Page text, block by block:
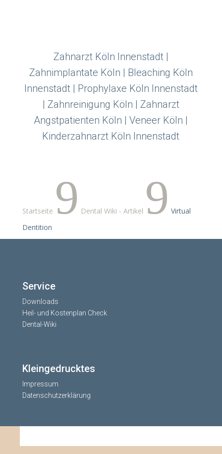
Zahnarzt Köln Innenstadt |
Zahnimplantate Köln | Bleaching Köln
Innenstadt | Prophylaxe Köln Innenstadt
| Zahnreinigung Köln | Zahnarzt
Angstpatienten Köln | Veneer Köln |
Kinderzahnarzt Köln Innenstadt
Startseite 9 Dental Wiki - Artikel 9 Virtual
Dentition
Service
Downloads
Heil- und Kostenplan Check
Dental-Wiki
Kleingedrucktes
Impressum
Datenschutzerklärung